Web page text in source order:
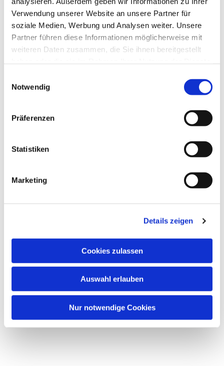
Verwendung unserer Website an unsere Partner für
soziale Medien, Werbung und Analysen weiter. Unsere
Partner führen diese Informationen möglicherweise mit
weiteren Daten zusammen, die Sie ihnen bereitgestellt
Notwendig
Präferenzen
Statistiken
Marketing
Details zeigen
Cookies zulassen
Auswahl erlauben
Nur notwendige Cookies
interessieren